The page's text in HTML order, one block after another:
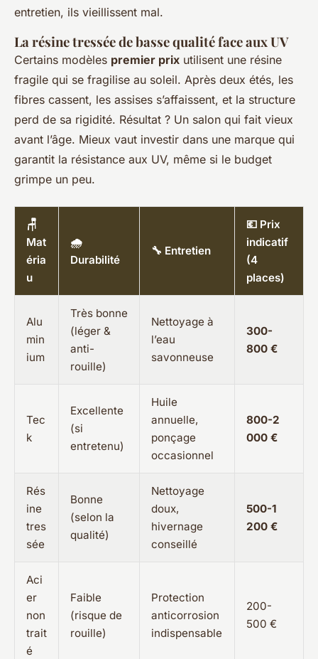
entretien, ils vieillissent mal.
La résine tressée de basse qualité face aux UV
Certains modèles premier prix utilisent une résine
fragile qui se fragilise au soleil. Après deux étés, les
fibres cassent, les assises s’affaissent, et la structure
perd de sa rigidité. Résultat ? Un salon qui fait vieux
avant l’âge. Mieux vaut investir dans une marque qui
garantit la résistance aux UV, même si le budget
grimpe un peu.
🪑
Mat
éria
u
🌧️
Durabilité
🔧 Entretien
💶 Prix
indicatif
(4
places)
Alu
min
ium
Très bonne
(léger &
anti-
rouille)
Nettoyage à
l’eau
savonneuse
300-
800 €
Tec
k
Excellente
(si
entretenu)
Huile
annuelle,
ponçage
occasionnel
800-2
000 €
Rés
ine
tres
sée
Bonne
(selon la
qualité)
Nettoyage
doux,
hivernage
conseillé
500-1
200 €
Aci
er
non
trait
é
Faible
(risque de
rouille)
Protection
anticorrosion
indispensable
200-
500 €